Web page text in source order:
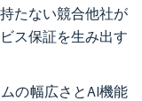
たない競合他社が
ス保証を生み出す
の幅広さとAI機能